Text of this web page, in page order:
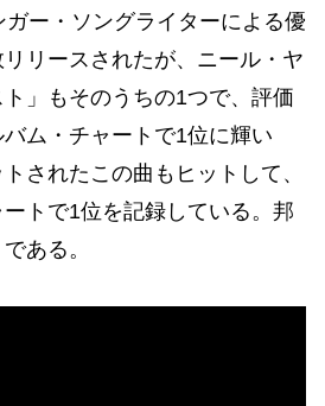
ー・ソングライターによる優
リースされたが、ニール・ヤ
」もそのうちの1つで、評価
ム・チャートで1位に輝い
されたこの曲もヒットして、
トで1位を記録している。邦
ある。